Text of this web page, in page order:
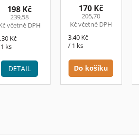
239,58
včetně DPH
198 Kč
Kč
ks
DETAIL
205,70
Kč včetně DPH
170 Kč
Měrná
cena:
3,40 Kč
/ 1 ks
Do košíku